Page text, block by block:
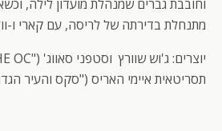
וחובבת גברים שמנהלת מועדון לילה,
מתנחלת בדירתה של לריסה, עם קארי ו-
תסריטאית איימי האריס ("סקס והעיר